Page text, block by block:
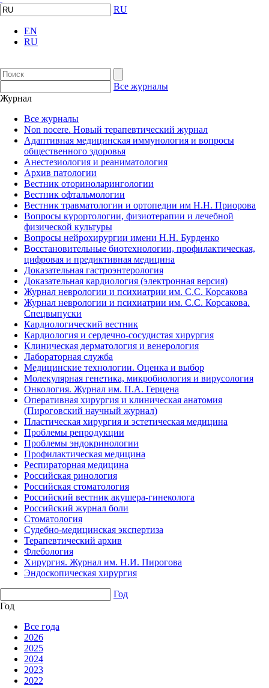
RU
EN
RU
Все журналы
Журнал
Все журналы
Non nocere. Новый терапевтический журнал
Адаптивная медицинская иммунология и вопросы
общественного здоровья
Анестезиология и реаниматология
Архив патологии
Вестник оториноларингологии
Вестник офтальмологии
Вестник травматологии и ортопедии им Н.Н. Приорова
Вопросы курортологии, физиотерапии и лечебной
физической культуры
Вопросы нейрохирургии имени Н.Н. Бурденко
Восстановительные биотехнологии, профилактическая,
цифровая и предиктивная медицина
Доказательная гастроэнтерология
Доказательная кардиология (электронная версия)
Журнал неврологии и психиатрии им. С.С. Корсакова
Журнал неврологии и психиатрии им. С.С. Корсакова.
Спецвыпуски
Кардиологический вестник
Кардиология и сердечно-сосудистая хирургия
Клиническая дерматология и венерология
Лабораторная служба
Медицинские технологии. Оценка и выбор
Молекулярная генетика, микробиология и вирусология
Онкология. Журнал им. П.А. Герцена
Оперативная хирургия и клиническая анатомия
(Пироговский научный журнал)
Пластическая хирургия и эстетическая медицина
Проблемы репродукции
Проблемы эндокринологии
Профилактическая медицина
Респираторная медицина
Российская ринология
Российская стоматология
Российский вестник акушера-гинеколога
Российский журнал боли
Стоматология
Судебно-медицинская экспертиза
Терапевтический архив
Флебология
Хирургия. Журнал им. Н.И. Пирогова
Эндоскопическая хирургия
Год
Год
Все года
2026
2025
2024
2023
2022